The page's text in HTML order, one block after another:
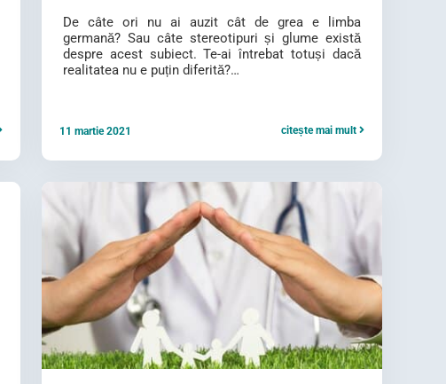
De câte ori nu ai auzit cât de grea e limba
germană? Sau câte stereotipuri și glume există
despre acest subiect. Te-ai întrebat totuși dacă
realitatea nu e puțin diferită?…
citește mai mult
11 martie 2021